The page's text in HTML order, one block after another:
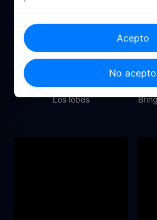
2020
Los lobos
Acepto
No acepto